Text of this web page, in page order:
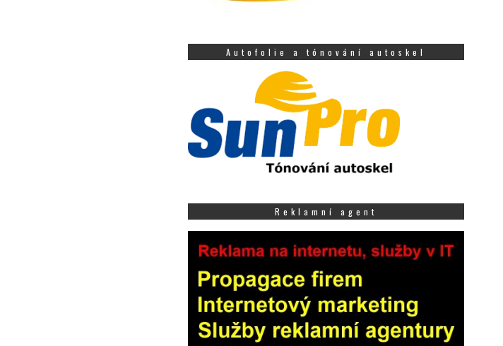
Autofolie a tónování autoskel
Reklamní agent